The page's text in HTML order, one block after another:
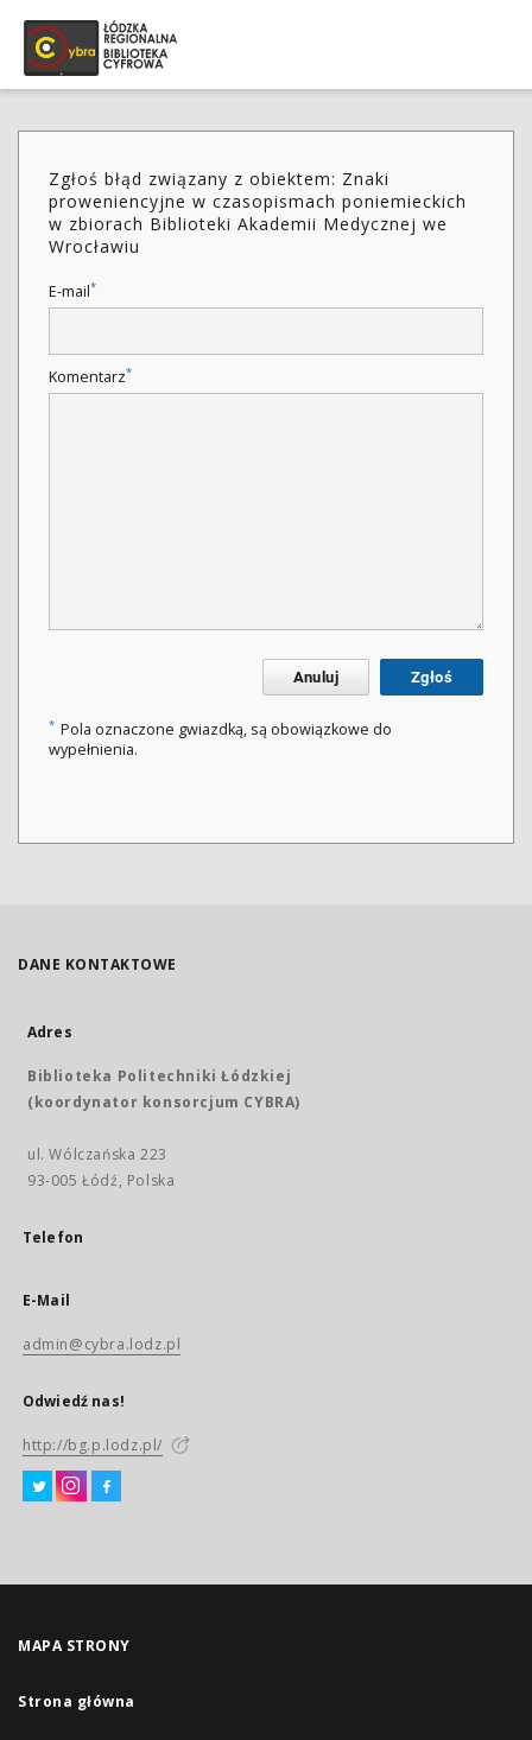
Zgłoś błąd związany z obiektem: Znaki
proweniencyjne w czasopismach poniemieckich
w zbiorach Biblioteki Akademii Medycznej we
Wrocławiu
E-mail*
Komentarz*
Anuluj Zgłoś
* Pola oznaczone gwiazdką, są obowiązkowe do
wypełnienia.
DANE KONTAKTOWE
Adres
Biblioteka Politechniki Łódzkiej
(koordynator konsorcjum CYBRA)
ul. Wólczańska 223
93-005 Łódź, Polska
Telefon
E-Mail
admin@cybra.lodz.pl
Odwiedź nas!
http://bg.p.lodz.pl/
MAPA STRONY
Strona główna